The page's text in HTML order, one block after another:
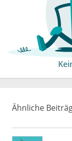
Ähnliche